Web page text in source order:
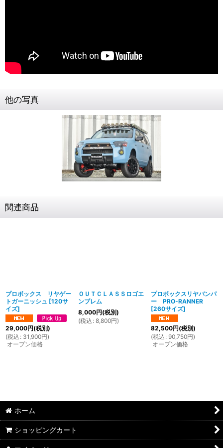
他の写真
関連商品
プロボックス リヤゲー
トガーニッシュ [120サ
イズ]
29,000円(税別)
(税込 : 31,900円)
オープン価格
ＯＵＴＣＬＡＳＳロゴエ
ンブレム
8,000円(税別)
(税込 : 8,800円)
プロボックスリヤバンパ
ー PRO-RANNER
[260サイズ]
82,500円(税別)
(税込 : 90,750円)
オープン価格
ホーム
ショッピングカート